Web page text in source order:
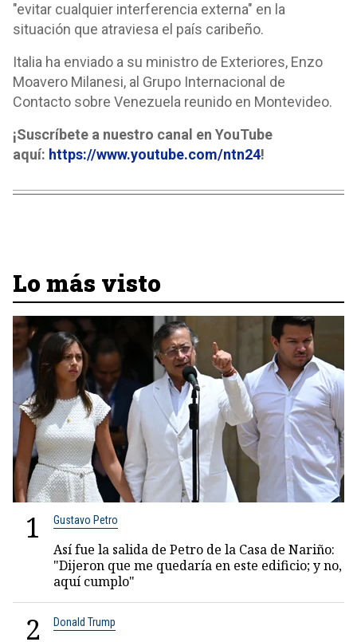
"evitar cualquier interferencia externa" en la
situación que atraviesa el país caribeño.
Italia ha enviado a su ministro de Exteriores, Enzo
Moavero Milanesi, al Grupo Internacional de
Contacto sobre Venezuela reunido en Montevideo.
¡Suscríbete a nuestro canal en YouTube
aquí: https://www.youtube.com/ntn24!
Lo más visto
1 Gustavo Petro
Así fue la salida de Petro de la Casa de Nariño:
"Dijeron que me quedaría en este edificio; y no,
aquí cumplo"
2 Donald Trump